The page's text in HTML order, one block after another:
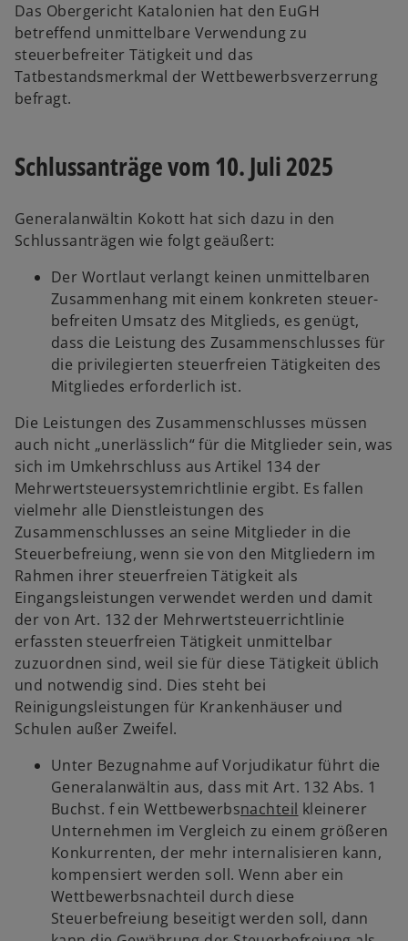
Das Obergericht Katalonien hat den EuGH
betreffend unmittelbare Verwendung zu
steuerbefreiter Tätigkeit und das
Tatbestandsmerkmal der Wettbewerbsverzerrung
befragt.
Schlussanträge vom 10. Juli 2025
Generalanwältin Kokott hat sich dazu in den
Schlussanträgen wie folgt geäußert:
Der Wortlaut verlangt keinen unmittelbaren
Zusammenhang mit einem konkreten steuer-
befreiten Umsatz des Mitglieds, es genügt,
dass die Leistung des Zusammenschlusses für
die privilegierten steuerfreien Tätigkeiten des
Mitgliedes erforderlich ist.
Die Leistungen des Zusammenschlusses müssen
auch nicht „unerlässlich“ für die Mitglieder sein, was
sich im Umkehrschluss aus Artikel 134 der
Mehrwertsteuersystemrichtlinie ergibt. Es fallen
vielmehr alle Dienstleistungen des
Zusammenschlusses an seine Mitglieder in die
Steuerbefreiung, wenn sie von den Mitgliedern im
Rahmen ihrer steuerfreien Tätigkeit als
Eingangsleistungen verwendet werden und damit
der von Art. 132 der Mehrwertsteuerrichtlinie
erfassten steuerfreien Tätigkeit unmittelbar
zuzuordnen sind, weil sie für diese Tätigkeit üblich
und notwendig sind. Dies steht bei
Reinigungsleistungen für Krankenhäuser und
Schulen außer Zweifel.
Unter Bezugnahme auf Vorjudikatur führt die
Generalanwältin aus, dass mit Art. 132 Abs. 1
Buchst. f ein Wettbewerbsnachteil kleinerer
Unternehmen im Vergleich zu einem größeren
Konkurrenten, der mehr internalisieren kann,
kompensiert werden soll. Wenn aber ein
Wettbewerbsnachteil durch diese
Steuerbefreiung beseitigt werden soll, dann